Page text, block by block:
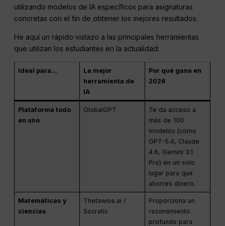
utilizando modelos de IA específicos para asignaturas
concretas con el fin de obtener los mejores resultados.
He aquí un rápido vistazo a las principales herramientas
que utilizan los estudiantes en la actualidad:
Ideal para...
La mejor
herramienta de
IA
Por qué gana en
2026
Plataforma todo
en uno
GlobalGPT
Te da acceso a
más de 100
modelos (como
GPT-5.4, Claude
4.6, Gemini 3.1
Pro) en un solo
lugar para que
ahorres dinero.
Matemáticas y
ciencias
Thetawise.ai /
Socratic
Proporciona un
razonamiento
profundo para